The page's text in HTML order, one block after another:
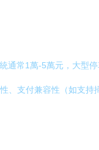
常1萬-5萬元，大型停
、支付兼容性（如支持